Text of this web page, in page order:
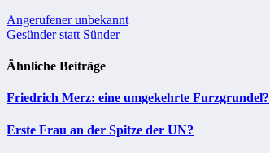
Beitragsnavigation
Angerufener unbekannt
Gesünder statt Sünder
Ähnliche Beiträge
Friedrich Merz: eine umgekehrte Furzgrundel?
Erste Frau an der Spitze der UN?